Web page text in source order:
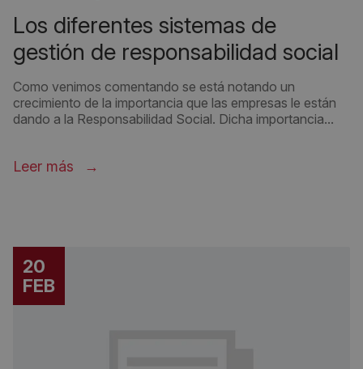
los diferentes sistemas de
gestión de responsabilidad social
Como venimos comentando se está notando un
crecimiento de la importancia que las empresas le están
dando a la Responsabilidad Social. Dicha importancia...
Leer más
20
FEB